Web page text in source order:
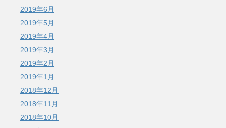
2019年6月
2019年5月
2019年4月
2019年3月
2019年2月
2019年1月
2018年12月
2018年11月
2018年10月